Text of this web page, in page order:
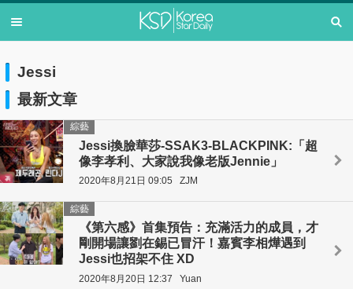
Jessi
最新文章
Jessi換臉華莎-SSAK3-BLACKPINK:「超
像李孝利、大家說我像老版Jennie」
綜藝
2020年8月21日 09:05 ZJM
《第六感》首集預告：充滿活力的成員，才
剛開場讓劉在錫已冒汗！嘉賓李相燁遇到
Jessi也招架不住 XD
綜藝
2020年8月20日 12:37 Yuan